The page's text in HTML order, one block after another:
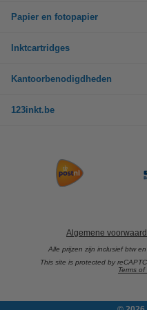
Papier en fotopapier
Inktcartridges
Kantoorbenodigdheden
123inkt.be
Algemene
Alle prijzen zijn inclusief btw
This site is protected by
Terms of